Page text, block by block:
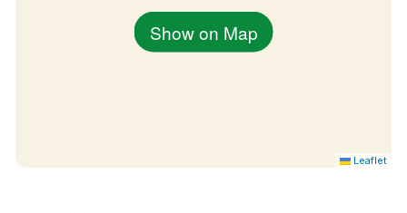
Show on Map
Leaflet